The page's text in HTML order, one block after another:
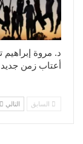
د. مروة
أعتاب زمن جديد
السابق التالي